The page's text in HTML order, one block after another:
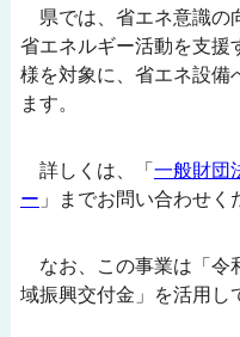
県では、省エネ意識の
省エネルギー活動を支援
様を対象に、省エネ設備
ます。
詳しくは、「一般財団
ー 」までお問い合わせく
なお、この事業は「令
域振興交付金」を活用し